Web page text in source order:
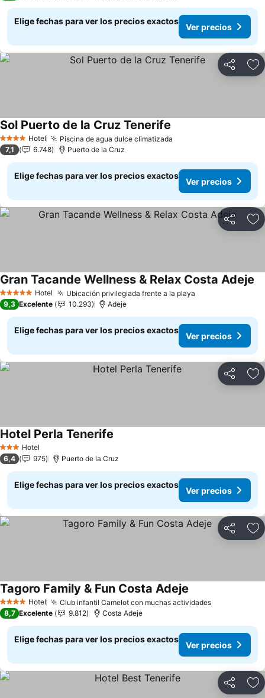
Elige fechas para ver los precios exactos
Ver precios
Compartir
4 EstrellasHotel Piscina de agua dulce climatizada
Sol Puerto de la Cruz Tenerife
7,1 6.748 Puerto de la Cruz
Elige fechas para ver los precios exactos
Ver precios
Compartir
5 Estrellas Hotel Ubicación privilegiada frente a la playa
Gran Tacande Wellness & Relax Costa Adeje
9,3 Excelente 10.293 Adeje
Elige fechas para ver los precios exactos
Ver precios
Compartir
3 Estrellas
Hotel
Hotel Perla Tenerife
6,4 975 Puerto de la Cruz
Elige fechas para ver los precios exactos
Ver precios
Compartir
4 EstrellasHotel Club infantil Camelot con muchas actividadesVer precios
Tagoro Family & Fun Costa Adeje
8,7 Excelente 9.812 Costa Adeje
Elige fechas para ver los precios exactos
Ver precios
Compartir